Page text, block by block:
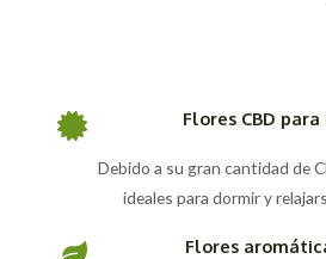
Flores CBD
Debido a su gran cantidad de
ideales para dormir y
Flores